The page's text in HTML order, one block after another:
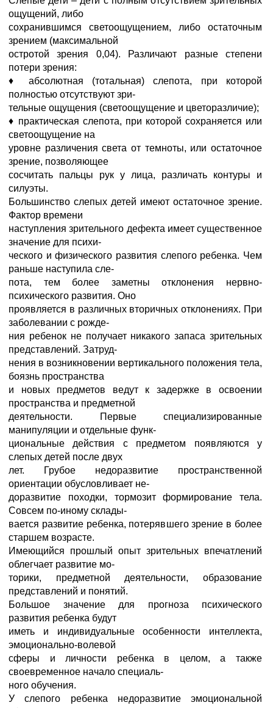
ощущений, либо
сохранившимся светоощущением, либо остаточным
зрением (максимальной
остротой зрения 0,04). Различают разные степени
потери зрения:
♦ абсолютная (тотальная) слепота, при которой
полностью отсутствуют зри-
тельные ощущения (светоощущение и цветоразличие);
♦ практическая слепота, при которой сохраняется или
светоощущение на
уровне различения света от темноты, или остаточное
зрение, позволяющее
сосчитать пальцы рук у лица, различать контуры и
силуэты.
Большинство слепых детей имеют остаточное зрение.
Фактор времени
наступления зрительного дефекта имеет существенное
значение для психи-
ческого и физического развития слепого ребенка. Чем
раньше наступила сле-
пота, тем более заметны отклонения нервно-
психического развития. Оно
проявляется в различных вторичных отклонениях. При
заболевании с рожде-
ния ребенок не получает никакого запаса зрительных
представлений. Затруд-
нения в возникновении вертикального положения тела,
боязнь пространства
и новых предметов ведут к задержке в освоении
пространства и предметной
деятельности. Первые специализированные
манипуляции и отдельные функ-
циональные действия с предметом появляются у
слепых детей после двух
лет. Грубое недоразвитие пространственной
ориентации обусловливает не-
доразвитие походки, тормозит формирование тела.
Совсем по-иному склады-
вается развитие ребенка, потерявшего зрение в более
старшем возрасте.
Имеющийся прошлый опыт зрительных впечатлений
облегчает развитие мо-
торики, предметной деятельности, образование
представлений и понятий.
Большое значение для прогноза психического
развития ребенка будут
иметь и индивидуальные особенности интеллекта,
эмоционально-волевой
сферы и личности ребенка в целом, а также
своевременное начало специаль-
ного обучения.
У слепого ребенка недоразвитие эмоциональной